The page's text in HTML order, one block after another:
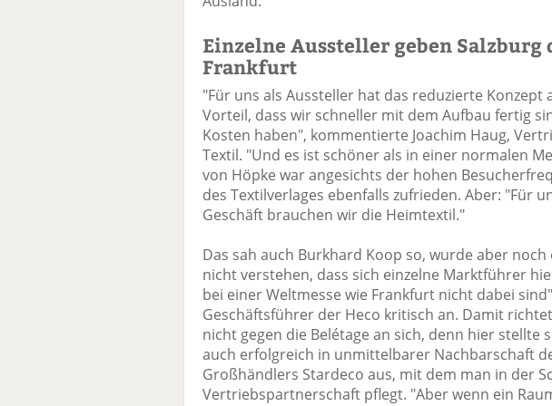
Einzelne Aussteller geben Salzburg
Frankfurt
"Für uns als Aussteller hat das reduzierte Konzept
Vorteil, dass wir schneller mit dem Aufbau fertig
Kosten haben", kommentierte Joachim Haug,
Textil. "Und es ist schöner als in einer normalen
von Höpke war angesichts der hohen
des Textilverlages ebenfalls zufrieden. Aber: "Für
Geschäft brauchen wir die Heimtextil."
Das sah auch Burkhard Koop so, wurde aber
nicht verstehen, dass sich einzelne Marktführer
bei einer Weltmesse wie Frankfurt nicht dabei
Geschäftsführer der Heco kritisch an. Damit
nicht gegen die Belétage an sich, denn hier stellte
auch erfolgreich in unmittelbarer Nachbarschaft
Großhändlers Stardeco aus, mit dem man in der
Vertriebspartnerschaft pflegt. "Aber wenn ein